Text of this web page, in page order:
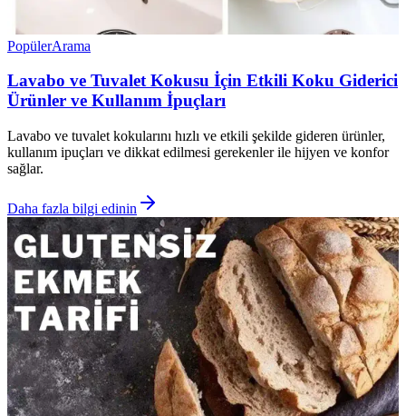
PopülerArama
Lavabo ve Tuvalet Kokusu İçin Etkili Koku Giderici
Ürünler ve Kullanım İpuçları
Lavabo ve tuvalet kokularını hızlı ve etkili şekilde gideren ürünler,
kullanım ipuçları ve dikkat edilmesi gerekenler ile hijyen ve konfor
sağlar.
Daha fazla bilgi edinin